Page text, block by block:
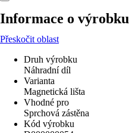
Informace o výrobku
Přeskočit oblast
Druh výrobku
Náhradní díl
Varianta
Magnetická lišta
Vhodné pro
Sprchová zástěna
Kód výrobku